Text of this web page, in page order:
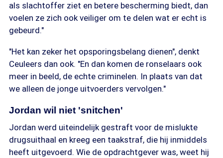
als slachtoffer ziet en betere bescherming biedt, dan
voelen ze zich ook veiliger om te delen wat er echt is
gebeurd."
"Het kan zeker het opsporingsbelang dienen", denkt
Ceuleers dan ook. "En dan komen de ronselaars ook
meer in beeld, de echte criminelen. In plaats van dat
we alleen de jonge uitvoerders vervolgen."
Jordan wil niet 'snitchen'
Jordan werd uiteindelijk gestraft voor de mislukte
drugsuithaal en kreeg een taakstraf, die hij inmiddels
heeft uitgevoerd. Wie de opdrachtgever was, weet hij